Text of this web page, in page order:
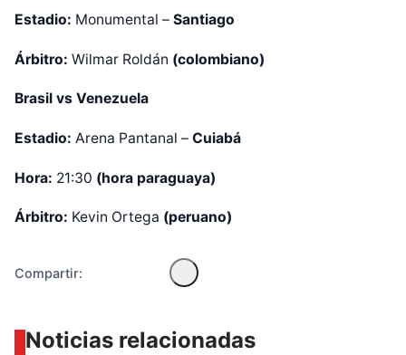
Estadio: Monumental – Santiago
Árbitro: Wilmar Roldán (colombiano)
Brasil vs Venezuela
Estadio: Arena Pantanal – Cuiabá
Hora: 21:30 (hora paraguaya)
Árbitro: Kevin Ortega (peruano)
Compartir:
Noticias relacionadas